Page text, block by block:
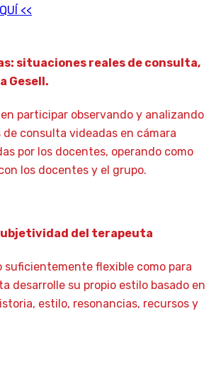
<<
situaciones reales de consulta,
Gesell.
participar observando y analizando
consulta videadas en cámara
por los docentes, operando como
los docentes y el grupo.
del terapeuta
suficientemente flexible como para
desarrolle su propio estilo basado en
estilo, resonancias, recursos y